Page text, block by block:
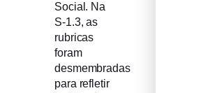
Social. Na
S-1.3, as
rubricas
foram
desmembradas
para refletir